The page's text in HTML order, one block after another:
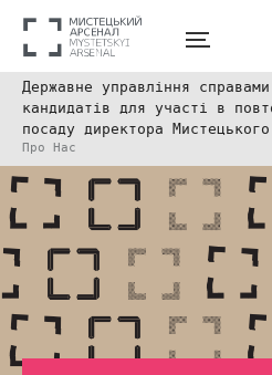
Державне управління
кандидатів для участі в
посаду директора
Про Нас